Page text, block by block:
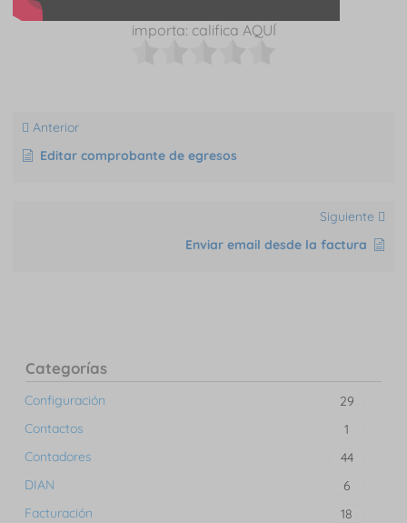
importa: califica AQUÍ
Anterior
Editar comprobante de egresos
Siguiente
Enviar email desde la factura
Categorías
Configuración
29
Contactos
1
Contadores
44
DIAN
6
Facturación
18